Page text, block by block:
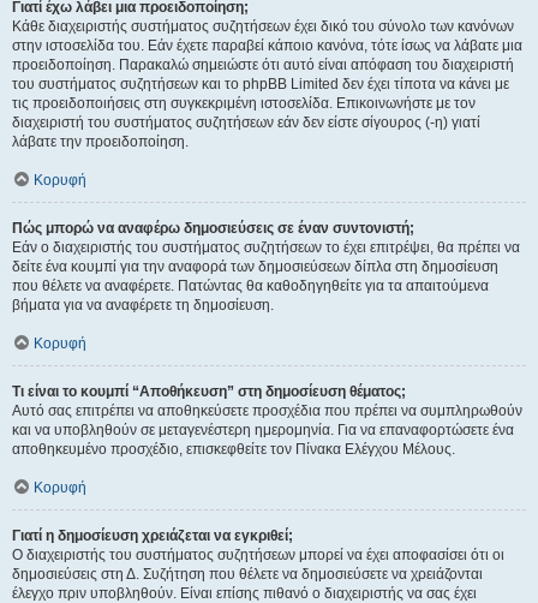
Γιατί έχω λάβει μια προειδοποίηση;
Κάθε διαχειριστής συστήματος συζητήσεων έχει δικό του σύνολο των κανόνων
στην ιστοσελίδα του. Εάν έχετε παραβεί κάποιο κανόνα, τότε ίσως να λάβατε μια
προειδοποίηση. Παρακαλώ σημειώστε ότι αυτό είναι απόφαση του διαχειριστή
του συστήματος συζητήσεων και το phpBB Limited δεν έχει τίποτα να κάνει με
τις προειδοποιήσεις στη συγκεκριμένη ιστοσελίδα. Επικοινωνήστε με τον
διαχειριστή του συστήματος συζητήσεων εάν δεν είστε σίγουρος (-η) γιατί
λάβατε την προειδοποίηση.
Κορυφή
Πώς μπορώ να αναφέρω δημοσιεύσεις σε έναν συντονιστή;
Εάν ο διαχειριστής του συστήματος συζητήσεων το έχει επιτρέψει, θα πρέπει να
δείτε ένα κουμπί για την αναφορά των δημοσιεύσεων δίπλα στη δημοσίευση
που θέλετε να αναφέρετε. Πατώντας θα καθοδηγηθείτε για τα απαιτούμενα
βήματα για να αναφέρετε τη δημοσίευση.
Κορυφή
Τι είναι το κουμπί “Αποθήκευση” στη δημοσίευση θέματος;
Αυτό σας επιτρέπει να αποθηκεύσετε προσχέδια που πρέπει να συμπληρωθούν
και να υποβληθούν σε μεταγενέστερη ημερομηνία. Για να επαναφορτώσετε ένα
αποθηκευμένο προσχέδιο, επισκεφθείτε τον Πίνακα Ελέγχου Μέλους.
Κορυφή
Γιατί η δημοσίευση χρειάζεται να εγκριθεί;
Ο διαχειριστής του συστήματος συζητήσεων μπορεί να έχει αποφασίσει ότι οι
δημοσιεύσεις στη Δ. Συζήτηση που θέλετε να δημοσιεύσετε να χρειάζονται
έλεγχο πριν υποβληθούν. Είναι επίσης πιθανό ο διαχειριστής να σας έχει